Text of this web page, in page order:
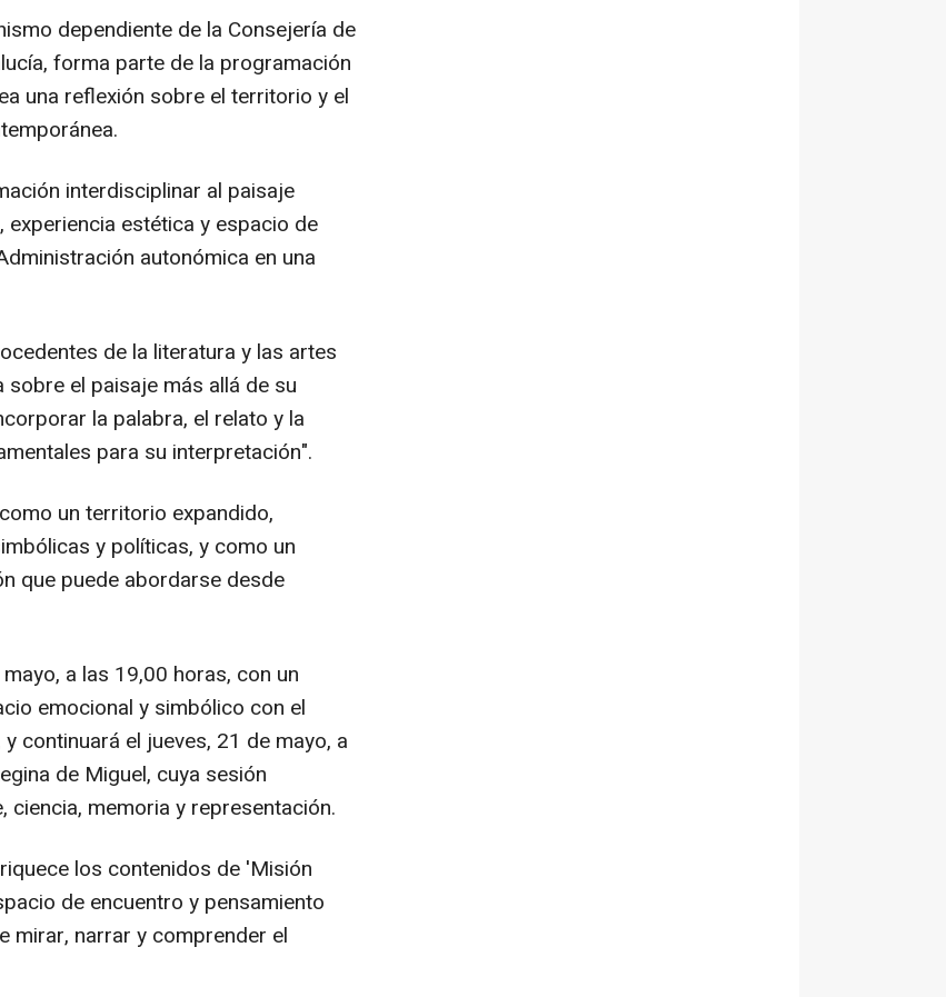
dependiente de la Consejería de
forma parte de la programación
una reflexión sobre el territorio y el
interdisciplinar al paisaje
estética y espacio de
autonómica en una
de la literatura y las artes
el paisaje más allá de su
la palabra, el relato y la
para su interpretación".
un territorio expandido,
y políticas, y como un
que puede abordarse desde
a las 19,00 horas, con un
emocional y simbólico con el
continuará el jueves, 21 de mayo, a
de Miguel, cuya sesión
memoria y representación.
los contenidos de 'Misión
de encuentro y pensamiento
mirar, narrar y comprender el